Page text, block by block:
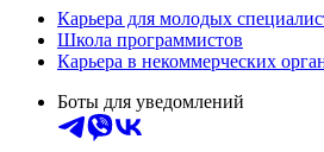
Карьера для молодых
Школа программистов
Карьера в некоммерческих
Боты для уведомлений